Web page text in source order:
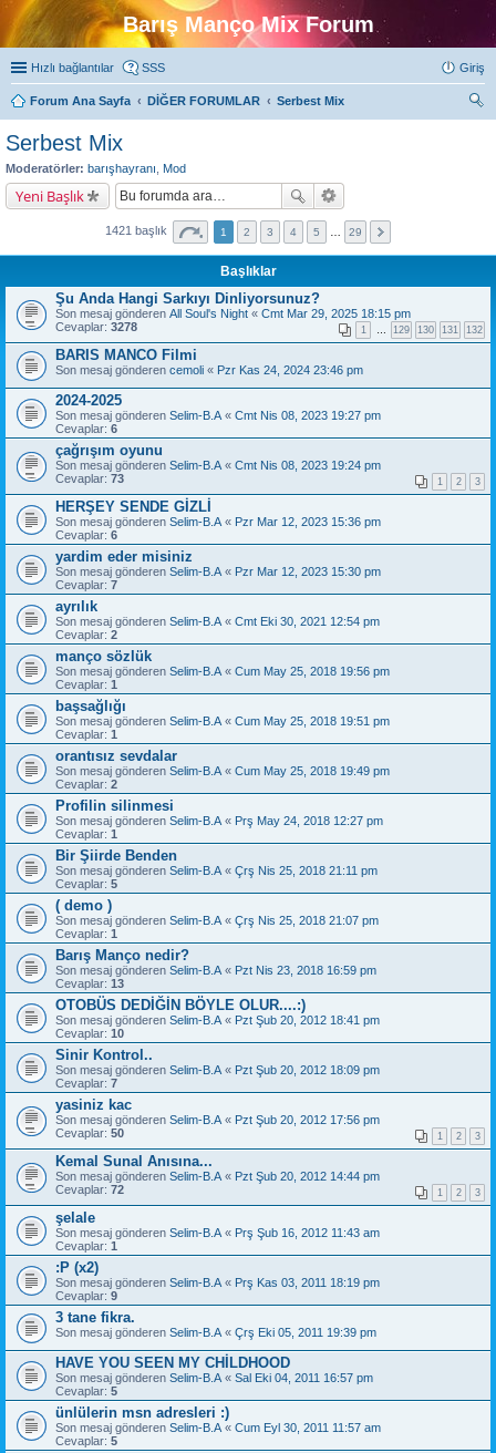
Barış Manço Mix Forum
Hızlı bağlantılar SSS Giriş
Forum Ana Sayfa DİĞER FORUMLAR
Serbest Mix
Serbest Mix
Moderatörler: barışhayranı Mod
Yeni Başlık
1421 başlık 1 2 3 4 5 29
Başlıklar
Şu Anda Hangi Sarkıyı Dinliyorsunuz?
Son mesaj gönderen All Soul's Night « Cmt Mar 29, 2025 18:15 pm
Cevaplar: 3278 1 129 130 131 132
BARIS MANCO Filmi
Son mesaj gönderen cemoli « Pzr Kas 24, 2024 23:46 pm
2024-2025
Son mesaj gönderen Selim-B.A « Cmt Nis 08, 2023 19:27 pm
Cevaplar: 6
çağrışım oyunu
Son mesaj gönderen Selim-B.A « Cmt Nis 08, 2023 19:24 pm
Cevaplar: 73 1 2 3
HERŞEY SENDE GİZLİ
Son mesaj gönderen Selim-B.A « Pzr Mar 12, 2023 15:36 pm
Cevaplar: 6
yardim eder misiniz
Son mesaj gönderen Selim-B.A « Pzr Mar 12, 2023 15:30 pm
Cevaplar: 7
ayrılık
Son mesaj gönderen Selim-B.A « Cmt Eki 30, 2021 12:54 pm
Cevaplar: 2
manço sözlük
Son mesaj gönderen Selim-B.A « Cum May 25, 2018 19:56 pm
Cevaplar: 1
başsağlığı
Son mesaj gönderen Selim-B.A « Cum May 25, 2018 19:51 pm
Cevaplar: 1
orantısız sevdalar
Son mesaj gönderen Selim-B.A « Cum May 25, 2018 19:49 pm
Cevaplar: 2
Profilin silinmesi
Son mesaj gönderen Selim-B.A « Prş May 24, 2018 12:27 pm
Cevaplar: 1
Bir Şiirde Benden
Son mesaj gönderen Selim-B.A « Çrş Nis 25, 2018 21:11 pm
Cevaplar: 5
( demo )
Son mesaj gönderen Selim-B.A « Çrş Nis 25, 2018 21:07 pm
Cevaplar: 1
Barış Manço nedir?
Son mesaj gönderen Selim-B.A « Pzt Nis 23, 2018 16:59 pm
Cevaplar: 13
OTOBÜS DEDİĞİN BÖYLE OLUR....:)
Son mesaj gönderen Selim-B.A « Pzt Şub 20, 2012 18:41 pm
Cevaplar: 10
Sinir Kontrol..
Son mesaj gönderen Selim-B.A « Pzt Şub 20, 2012 18:09 pm
Cevaplar: 7
yasiniz kac
Son mesaj gönderen Selim-B.A « Pzt Şub 20, 2012 17:56 pm
Cevaplar: 50 1 2 3
Kemal Sunal Anısına...
Son mesaj gönderen Selim-B.A « Pzt Şub 20, 2012 14:44 pm
Cevaplar: 72 1 2 3
şelale
Son mesaj gönderen Selim-B.A « Prş Şub 16, 2012 11:43 am
Cevaplar: 1
:P (x2)
Son mesaj gönderen Selim-B.A « Prş Kas 03, 2011 18:19 pm
Cevaplar: 9
3 tane fikra.
Son mesaj gönderen Selim-B.A « Çrş Eki 05, 2011 19:39 pm
HAVE YOU SEEN MY CHİLDHOOD
Son mesaj gönderen Selim-B.A « Sal Eki 04, 2011 16:57 pm
Cevaplar: 5
ünlülerin msn adresleri :)
Son mesaj gönderen Selim-B.A « Cum Eyl 30, 2011 11:57 am
Cevaplar: 5